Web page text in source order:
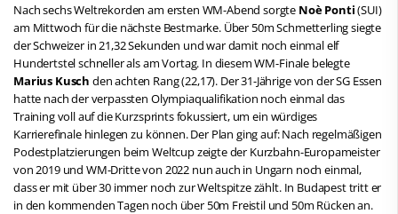
Nach sechs Weltrekorden am ersten WM-Abend sorgte Noè Ponti(SUI)
am Mittwoch für die nächste Bestmarke. Über 50m Schmetterling siegte
der Schweizer in 21,32 Sekunden und war damit noch einmal elf
Hundertstel schneller als am Vortag. In diesem WM-Finale belegte
Marius Kusch den achten Rang (22,17). Der 31-Jährige von der SG Essen
hatte nach der verpassten Olympiaqualifikation noch einmal das
Training voll auf die Kurzsprints fokussiert, um ein würdiges
Karrierefinale hinlegen zu können. Der Plan ging auf: Nach regelmäßigen
Podestplatzierungen beim Weltcup zeigte der Kurzbahn-Europameister
von 2019 und WM-Dritte von 2022 nun auch in Ungarn noch einmal,
dass er mit über 30 immer noch zur Weltspitze zählt. In Budapest tritt er
in den kommenden Tagen noch über 50m Freistil und 50m Rücken an.